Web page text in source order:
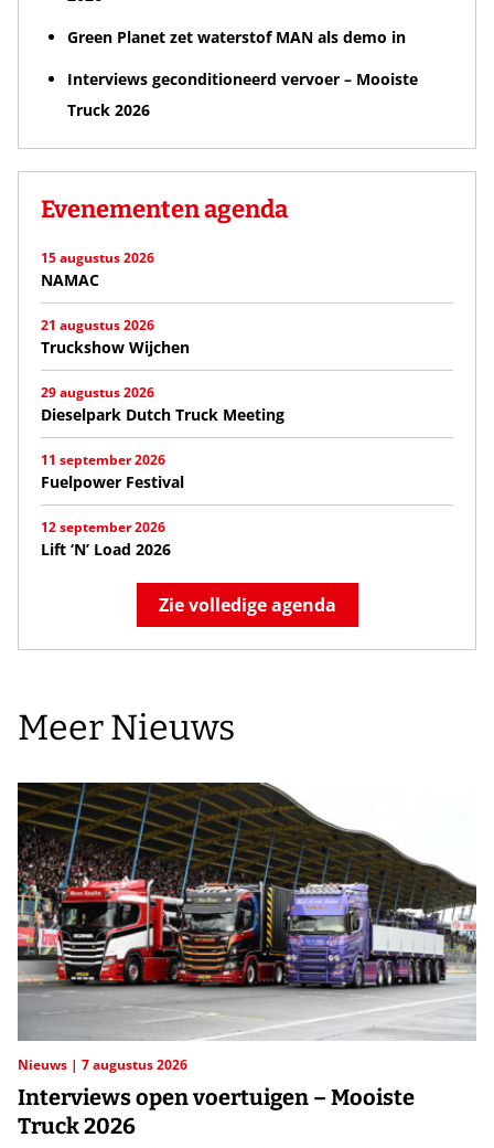
Green Planet zet waterstof MAN als demo in
Interviews geconditioneerd vervoer – Mooiste
Truck 2026
Evenementen agenda
15 augustus 2026
NAMAC
21 augustus 2026
Truckshow Wijchen
29 augustus 2026
Dieselpark Dutch Truck Meeting
11 september 2026
Fuelpower Festival
12 september 2026
Lift ‘N’ Load 2026
Zie volledige agenda
Meer Nieuws
Nieuws 7 augustus 2026
Interviews open voertuigen – Mooiste
Truck 2026